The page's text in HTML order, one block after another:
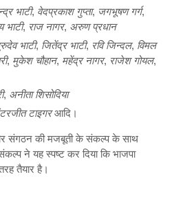
भाटी, वेदप्रकाश गुप्ता, जगभूषण गर्ग,
भाटी, राज नागर, अरुण प्रधान
भाटी, जितेंद्र भाटी, रवि जिन्दल, विमल
, मुकेश चौहान, महेंद्र नागर, राजेश गोयल,
, अनीता शिसोदिया
टाइगरआदि।
और संगठन की मजबूती के संकल्प के साथ
ने यह स्पष्ट कर दिया कि भाजपा
तैयार है।